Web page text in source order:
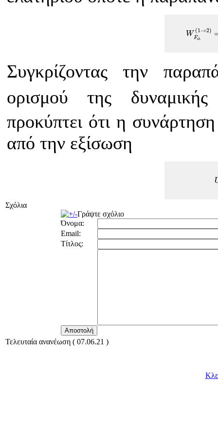
W
(1→2)
Fελ
Συγκρίζοντας την
ορισμού της
προκύπτει ότι η
από την εξίσωση
Σχόλια
Γράψτε σχόλιο
Όνομα:
Email:
Τίτλος:
Τελευταία ανανέωση ( 07.06.21 )